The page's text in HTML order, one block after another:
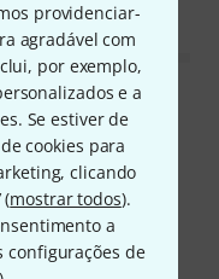
providenciar-
agradável com
por exemplo,
e a
Se estiver de
cookies para
clicando
(mostrar todos).
a
configurações de